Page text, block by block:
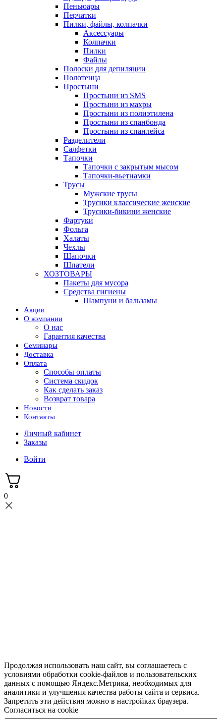
Пеньюары
Перчатки
Пилки, файлы, колпачки
Аксессуары
Колпачки
Пилки
Файлы
Полоски для депиляции
Полотенца
Простыни
Простыни из SMS
Простыни из махры
Простыни из полиэтилена
Простыни из спанбонда
Простыни из спанлейса
Разделители
Салфетки
Тапочки
Тапочки с закрытым мысом
Тапочки-вьетнамки
Трусы
Мужские трусы
Трусики классические женские
Трусики-бикини женские
Фартуки
Фольга
Халаты
Чехлы
Шапочки
Шпатели
ХОЗТОВАРЫ
Пакеты для мусора
Средства гигиены
Шампуни и бальзамы
Акции
О компании
О нас
Гарантия качества
Семинары
Доставка
Оплата
Способы оплаты
Система скидок
Как сделать заказ
Возврат товара
Новости
Контакты
Личный кабинет
Заказы
Войти
0
Продолжая использовать наш сайт, вы соглашаетесь с
условиями обработки cookie-файлов и пользовательских
данных с помощью Яндекс.Метрика, необходимых для
аналитики и улучшения качества работы сайта и сервиса.
Запретить эти действия можно в настройках браузера.
Согласиться на cookie